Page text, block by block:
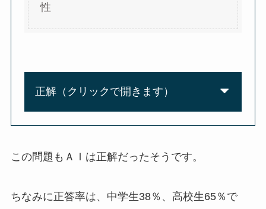
性
正解（クリックで開きます）
この問題もＡＩは正解だったそうです。
ちなみに正答率は、中学生38％、高校生65％で